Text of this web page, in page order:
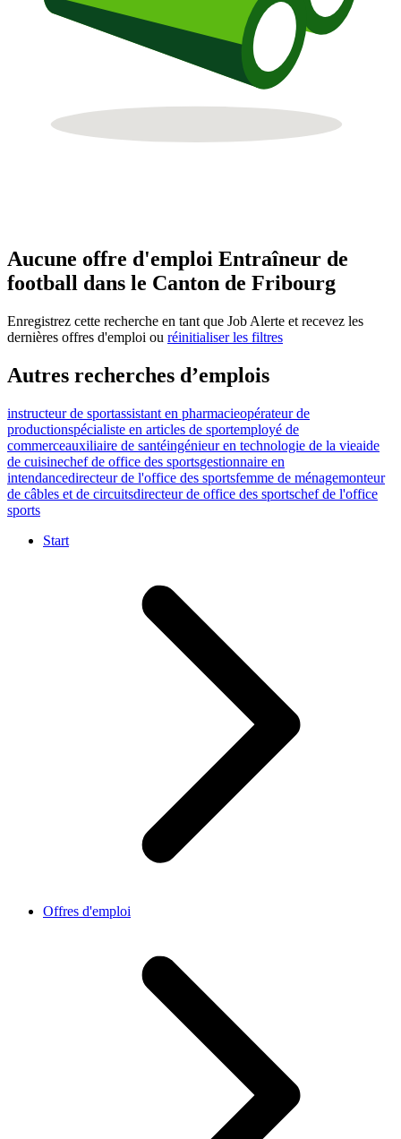
Aucune offre d'emploi Entraîneur de
football dans le Canton de Fribourg
Enregistrez cette recherche en tant que Job Alerte et recevez les
dernières offres d'emploi ou réinitialiser les filtres
Autres recherches d’emplois
instructeur de sportassistant en pharmacieopérateur de
productionspécialiste en articles de sportemployé de
commerceauxiliaire de santéingénieur en technologie de la vieaide
de cuisinechef de office des sportsgestionnaire en
intendancedirecteur de l'office des sportsfemme de ménagemonteur
de câbles et de circuitsdirecteur de office des sportschef de l'office
sports
Start
Offres d'emploi